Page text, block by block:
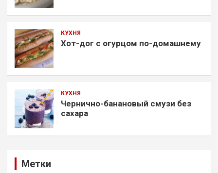
КУХНЯ
Хот-дог с огурцом по-домашнему
КУХНЯ
Чернично-банановый смузи без
сахара
Метки